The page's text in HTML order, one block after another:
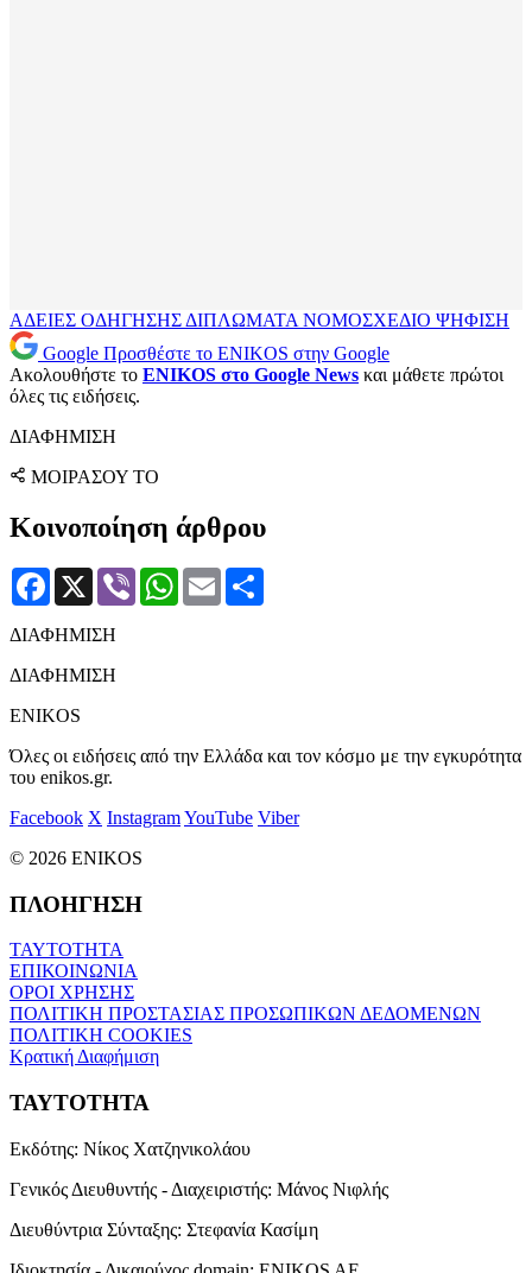
ΑΔΕΙΕΣ ΟΔΗΓΗΣΗΣ ΔΙΠΛΩΜΑΤΑ ΝΟΜΟΣΧΕΔΙΟ ΨΗΦΙΣΗ
Google Προσθέστε το ENIKOS στην Google
Ακολουθήστε το ENIKOS στο Google News και μάθετε πρώτοι
όλες τις ειδήσεις.
ΔΙΑΦΗΜΙΣΗ
ΜΟΙΡΑΣΟΥ ΤΟ
Κοινοποίηση άρθρου
Facebook
X Viber WhatsApp
Email
ΔΙΑΦΗΜΙΣΗ
ΔΙΑΦΗΜΙΣΗ
ENIKOS
Όλες οι ειδήσεις από την Ελλάδα και τον κόσμο με την εγκυρότητα
του enikos.gr.
Facebook X InstagramYouTube Viber
© 2026 ENIKOS
ΠΛΟΗΓΗΣΗ
ΤΑΥΤΟΤΗΤΑ
ΕΠΙΚΟΙΝΩΝΙΑ
ΟΡΟΙ ΧΡΗΣΗΣ
ΠΟΛΙΤΙΚΗ ΠΡΟΣΤΑΣΙΑΣ ΠΡΟΣΩΠΙΚΩΝ ΔΕΔΟΜΕΝΩΝ
ΠΟΛΙΤΙΚΗ COOKIES
Κρατική Διαφήμιση
ΤΑΥΤΟΤΗΤΑ
Εκδότης: Νίκος Χατζηνικολάου
Γενικός Διευθυντής - Διαχειριστής: Μάνος Νιφλής
Διευθύντρια Σύνταξης: Στεφανία Κασίμη